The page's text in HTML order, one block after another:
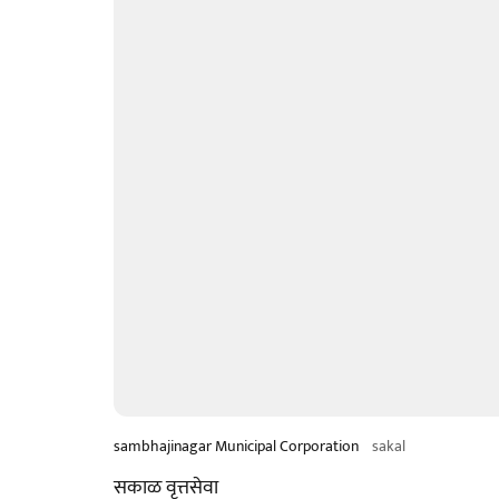
sambhajinagar Municipal Corporation sakal
सकाळ वृत्तसेवा